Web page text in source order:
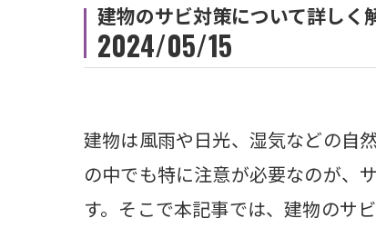
建物のサビ対策について詳しく
2024/05/15
建物は風雨や日光、湿気などの自
の中でも特に注意が必要なのが、
す。そこで本記事では、建物のサ